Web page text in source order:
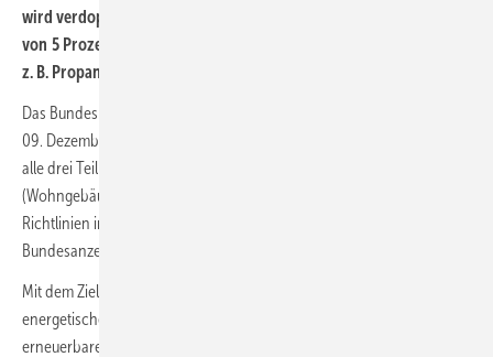
wird verdoppelt. Bei Wärmepumpen gibt es einen neuen Bonus
von 5 Prozentpunkten für die Nutzung natürlicher Kältemittel,
z. B. Propan (R290).
Das Bundesministerium für Wirtschaft und Klimaschutz (BMWK) hat am
09. Dezember 2022 darüber informiert, dass zum 1. Januar 2023 für
alle drei Teilprogramme der Bundesförderung für effiziente Gebäude
(Wohngebäude, Nichtwohngebäude und Einzelmaßnahmen) neue
Richtlinien in Kraft treten, die noch vor dem Jahreswechsel im
Bundesanzeiger veröffentlicht werden.
Mit dem Ziel, dass die BEG möglichst viele Menschen bei der
energetischen Sanierung von Gebäuden und der Nutzung
erneuerbarer Energien unterstützt, hat die Bundesregierung die